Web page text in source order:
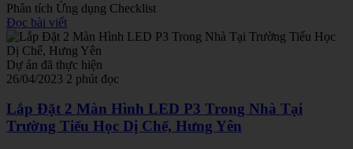
Phân tích Ứng dụng Checklist
Đọc bài viết
Dự án đã thực hiện
26/04/2023 2 phút đọc
Lắp Đặt 2 Màn Hình LED P3 Trong Nhà Tại
Trường Tiểu Học Dị Chế, Hưng Yên